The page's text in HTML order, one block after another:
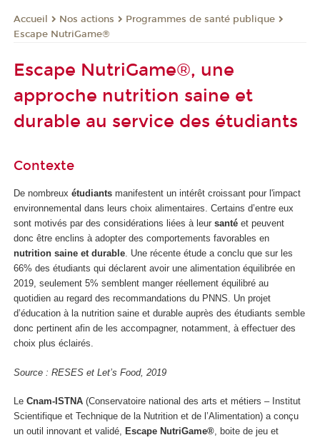
Accueil Nos actions
Programmes de santé publique
Escape NutriGame®
Escape NutriGame®, une
approche nutrition saine et
durable au service des étudiants
Contexte
De nombreux étudiants manifestent un intérêt croissant pour l'impact
environnemental dans leurs choix alimentaires. Certains d’entre eux
sont motivés par des considérations liées à leur santé et peuvent
donc être enclins à adopter des comportements favorables en
nutrition saine et durable. Une récente étude a conclu que sur les
66% des étudiants qui déclarent avoir une alimentation équilibrée en
2019, seulement 5% semblent manger réellement équilibré au
quotidien au regard des recommandations du PNNS. Un projet
d’éducation à la nutrition saine et durable auprès des étudiants semble
donc pertinent afin de les accompagner, notamment, à effectuer des
choix plus éclairés.
Source : RESES et Let’s Food, 2019
Le Cnam-ISTNA (Conservatoire national des arts et métiers – Institut
Scientifique et Technique de la Nutrition et de l’Alimentation) a conçu
un outil innovant et validé, Escape NutriGame®, boite de jeu et